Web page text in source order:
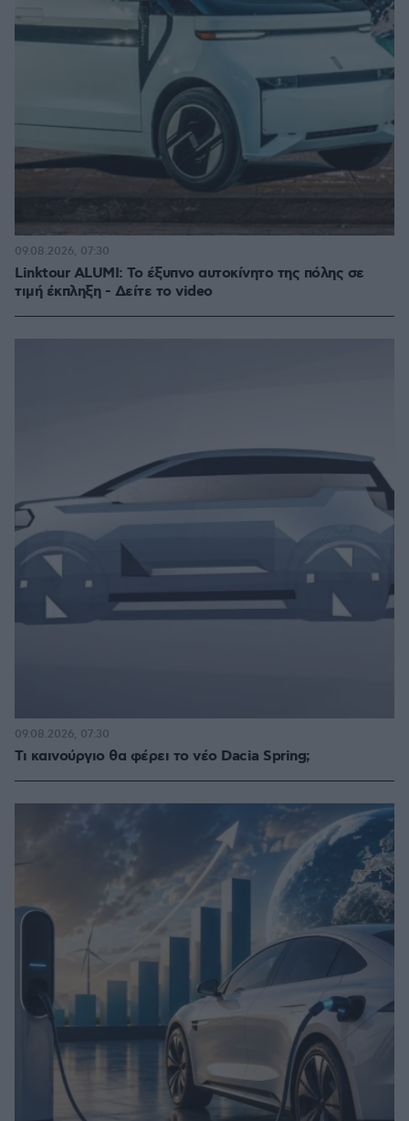
Linktour ALUMI: Το έξυπνο αυτοκίνητο της πόλης σε
τιμή έκπληξη - Δείτε το video
09.08.2026, 07:30
Τι καινούργιο θα φέρει το νέο Dacia Spring;
09.08.2026, 07:30